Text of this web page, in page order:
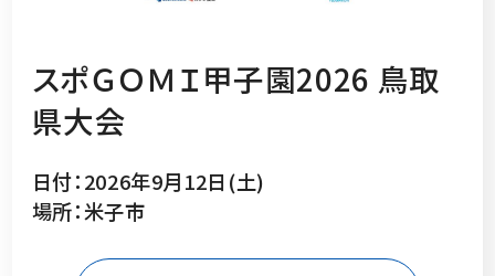
スポＧＯＭＩ甲子園2026 鳥取
県大会
日付：2026年9月12日(土)
場所：米子市